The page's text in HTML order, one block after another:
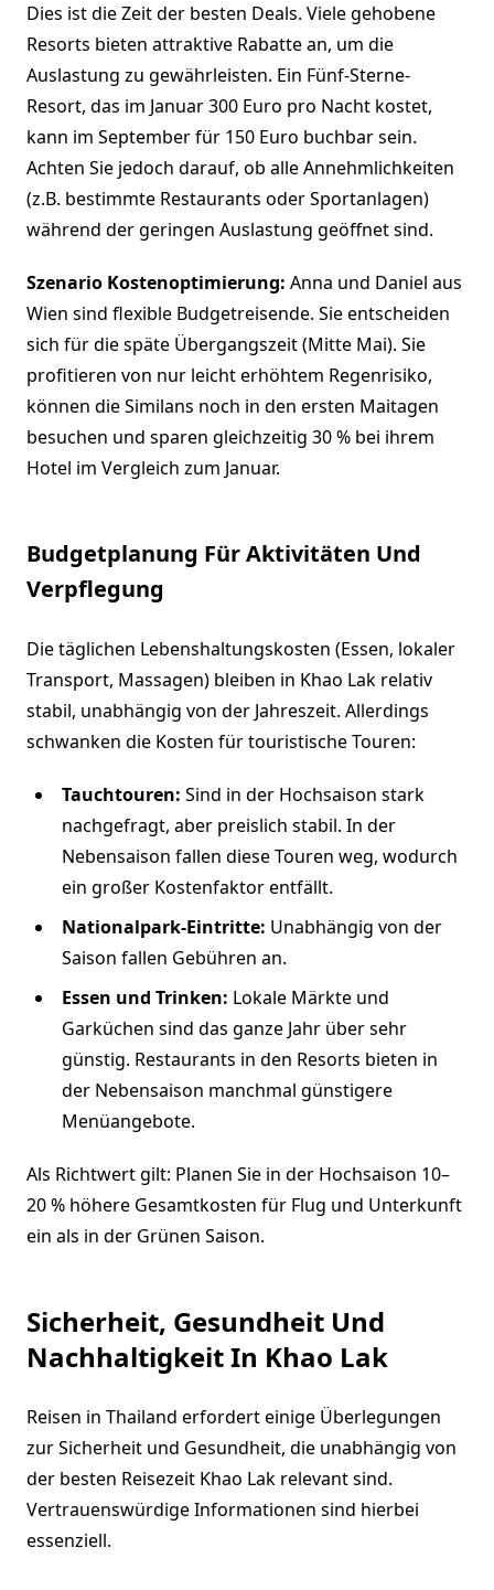
Dies ist die Zeit der besten Deals. Viele gehobene
Resorts bieten attraktive Rabatte an, um die
Auslastung zu gewährleisten. Ein Fünf-Sterne-
Resort, das im Januar 300 Euro pro Nacht kostet,
kann im September für 150 Euro buchbar sein.
Achten Sie jedoch darauf, ob alle Annehmlichkeiten
(z.B. bestimmte Restaurants oder Sportanlagen)
während der geringen Auslastung geöffnet sind.
Szenario Kostenoptimierung: Anna und Daniel aus
Wien sind flexible Budgetreisende. Sie entscheiden
sich für die späte Übergangszeit (Mitte Mai). Sie
profitieren von nur leicht erhöhtem Regenrisiko,
können die Similans noch in den ersten Maitagen
besuchen und sparen gleichzeitig 30 % bei ihrem
Hotel im Vergleich zum Januar.
Budgetplanung Für Aktivitäten Und
Verpflegung
Die täglichen Lebenshaltungskosten (Essen, lokaler
Transport, Massagen) bleiben in Khao Lak relativ
stabil, unabhängig von der Jahreszeit. Allerdings
schwanken die Kosten für touristische Touren:
Tauchtouren: Sind in der Hochsaison stark
nachgefragt, aber preislich stabil. In der
Nebensaison fallen diese Touren weg, wodurch
ein großer Kostenfaktor entfällt.
Nationalpark-Eintritte: Unabhängig von der
Saison fallen Gebühren an.
Essen und Trinken: Lokale Märkte und
Garküchen sind das ganze Jahr über sehr
günstig. Restaurants in den Resorts bieten in
der Nebensaison manchmal günstigere
Menüangebote.
Als Richtwert gilt: Planen Sie in der Hochsaison 10–
20 % höhere Gesamtkosten für Flug und Unterkunft
ein als in der Grünen Saison.
Sicherheit, Gesundheit Und
Nachhaltigkeit In Khao Lak
Reisen in Thailand erfordert einige Überlegungen
zur Sicherheit und Gesundheit, die unabhängig von
der besten Reisezeit Khao Lak relevant sind.
Vertrauenswürdige Informationen sind hierbei
essenziell.